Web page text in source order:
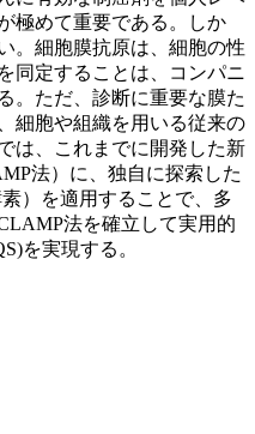
極めて重要である。しか
。細胞膜抗原は、細胞の性
同定することは、コンパニ
。ただ、診断に重要な膜た
細胞や組織を用いる従来の
は、これまでに開発した新
法）に、独自に探索した
）を適用することで、多
法を確立して実用的
を実現する。